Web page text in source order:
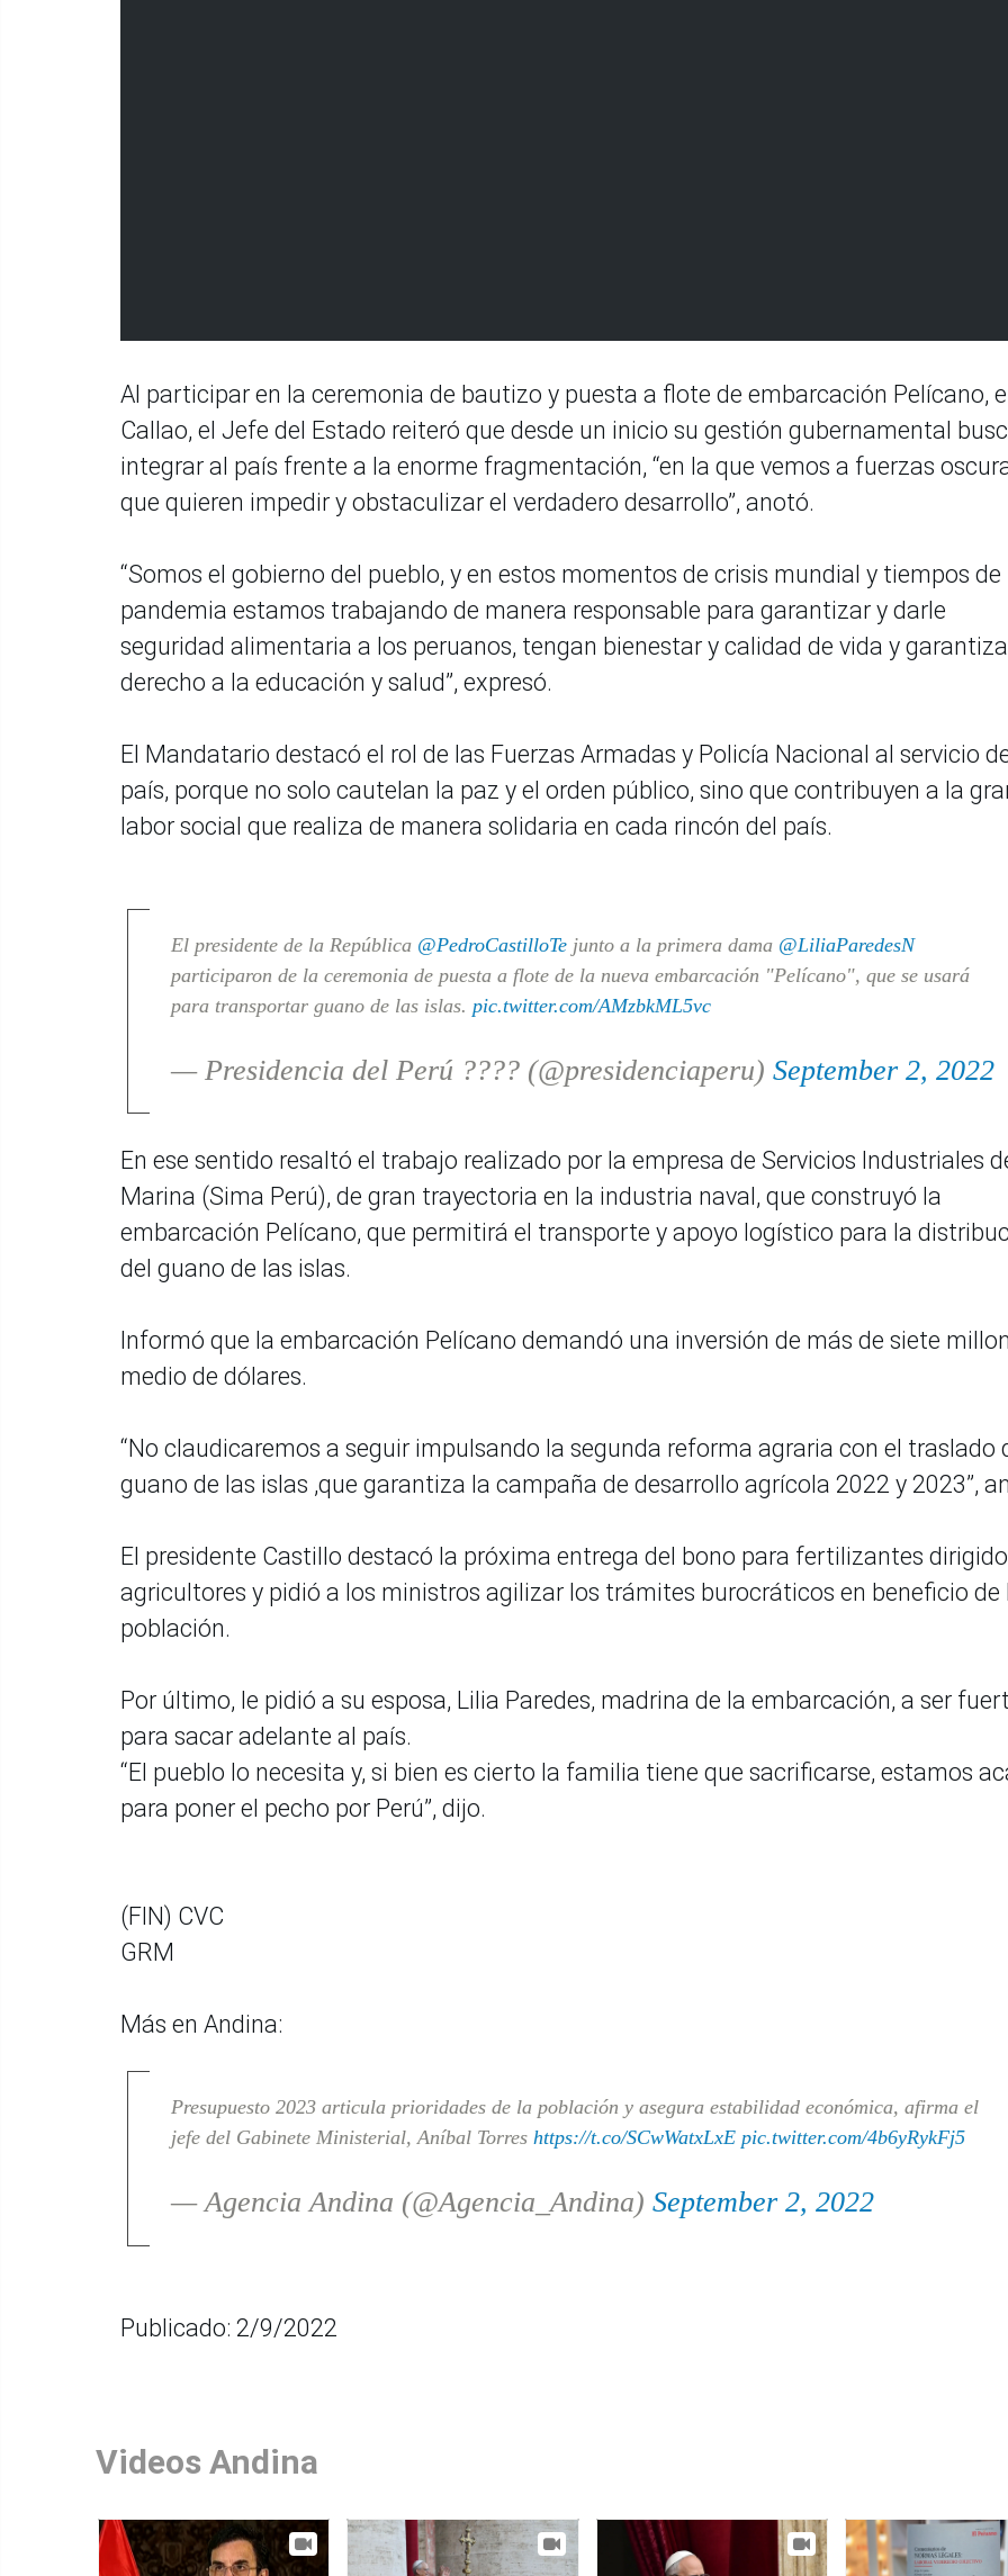
Al participar en la ceremonia de bautizo y puesta a flote de embarcación Pelícano,
Callao, el Jefe del Estado reiteró que desde un inicio su gestión gubernamental
integrar al país frente a la enorme fragmentación, “en la que vemos a fuerzas
que quieren impedir y obstaculizar el verdadero desarrollo”, anotó.
“Somos el gobierno del pueblo, y en estos momentos de crisis mundial y tiempos de
pandemia estamos trabajando de manera responsable para garantizar y darle
seguridad alimentaria a los peruanos, tengan bienestar y calidad de vida y
derecho a la educación y salud”, expresó.
El Mandatario destacó el rol de las Fuerzas Armadas y Policía Nacional al servicio
país, porque no solo cautelan la paz y el orden público, sino que contribuyen a la
labor social que realiza de manera solidaria en cada rincón del país.
El presidente de la República @PedroCastilloTejunto a la primera dama @LiliaParedesN
participaron de la ceremonia de puesta a flote de la nueva embarcación "Pelícano", que se usará
para transportar guano de las islas. pic.twitter.com/AMzbkML5vc
— Presidencia del Perú ???? (@presidenciaperu) September 2, 2022
En ese sentido resaltó el trabajo realizado por la empresa de Servicios Industriales
Marina (Sima Perú), de gran trayectoria en la industria naval, que construyó la
embarcación Pelícano, que permitirá el transporte y apoyo logístico para la
del guano de las islas.
Informó que la embarcación Pelícano demandó una inversión de más de siete
medio de dólares.
“No claudicaremos a seguir impulsando la segunda reforma agraria con el traslado
guano de las islas ,que garantiza la campaña de desarrollo agrícola 2022 y 2023”,
El presidente Castillo destacó la próxima entrega del bono para fertilizantes
agricultores y pidió a los ministros agilizar los trámites burocráticos en beneficio de
población.
Por último, le pidió a su esposa, Lilia Paredes, madrina de la embarcación, a ser
para sacar adelante al país.
“El pueblo lo necesita y, si bien es cierto la familia tiene que sacrificarse, estamos
para poner el pecho por Perú”, dijo.
(FIN) CVC
GRM
Más en Andina:
Presupuesto 2023 articula prioridades de la población y asegura estabilidad económica, afirma el
jefe del Gabinete Ministerial, Aníbal Torres https://t.co/SCwWatxLxE pic.twitter.com/4b6yRykFj5
— Agencia Andina (@Agencia_Andina) September 2, 2022
Publicado: 2/9/2022
Videos Andina